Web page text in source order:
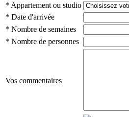
* Appartement ou studio
* Date d'arrivée
* Nombre de semaines
* Nombre de personnes
Vos commentaires